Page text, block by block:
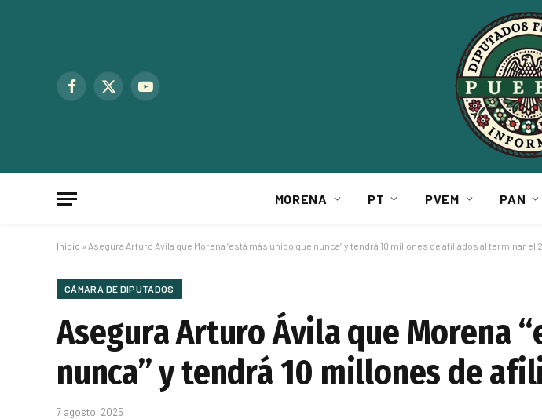
Facebook
X
YouTube
MORENA PT PVEM PAN
Inicio » Asegura Arturo Ávila que Morena “está más unido que nunca” y tendrá 10 millones de afiliados al terminar el
CÁMARA DE DIPUTADOS
Asegura Arturo Ávila que Morena
nunca” y tendrá 10 millones de
7 agosto, 2025